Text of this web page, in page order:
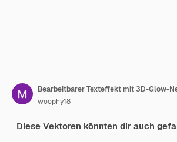
Bearbeitbarer Texteffekt mit 3D-Glow-
woophy18
Diese Vektoren könnten dir auch